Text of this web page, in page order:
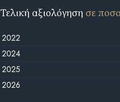
Τελική αξιολόγηση σε
2022
2024
2025
2026